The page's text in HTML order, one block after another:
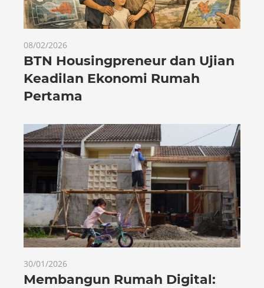
08/02/2026
BTN Housingpreneur dan Ujian
Keadilan Ekonomi Rumah
Pertama
30/01/2026
Membangun Rumah Digital: